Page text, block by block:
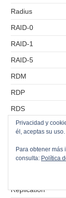
Radius
RAID-0
RAID-1
RAID-5
RDM
RDP
RDS
Recursos
RemoteApp
Replication
Privacidad y
él, aceptas su uso.
Para obtener
consulta: Política